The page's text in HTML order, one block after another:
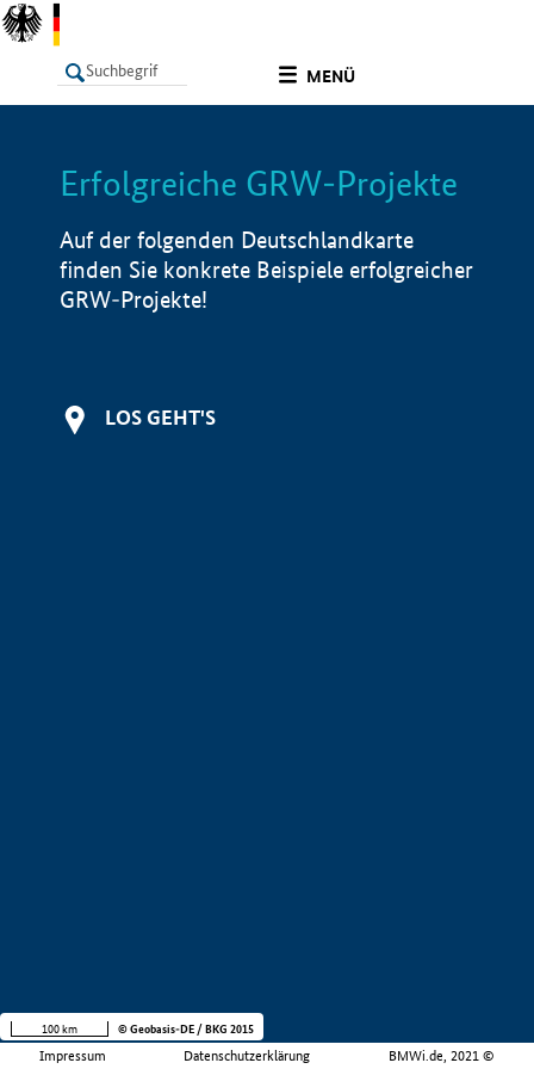
MENÜ
LISTE Info
Erfolgreiche GRW-Projekte
Auf der folgenden Deutschlandkarte
finden Sie konkrete Beispiele erfolgreicher
GRW-Projekte!
LOS GEHT'S
Impressum Datenschutzerklärung BMWi.de, 2021 ©
100 km © Geobasis-DE / BKG 2015